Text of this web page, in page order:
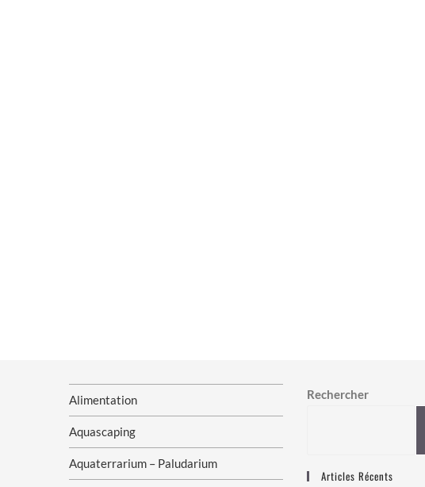
Alimentation
Aquascaping
Aquaterrarium – Paludarium
Rechercher
Articles Récents